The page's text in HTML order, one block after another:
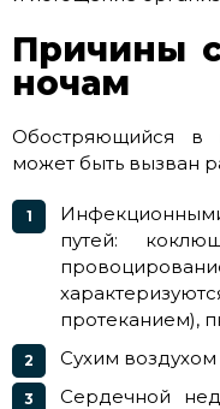
Причины
ночам
Обостряющийся в
может быть вызван
путей:
протеканием),
Сухим воздухом
Сердечной